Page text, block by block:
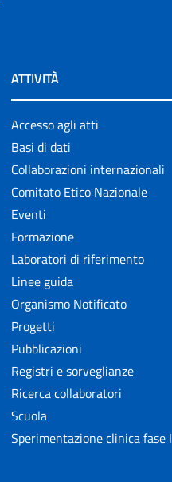
ATTIVITÀ
Accesso agli atti
Basi di dati
Collaborazioni internazionali
Comitato Etico Nazionale
Eventi
Formazione
Laboratori di riferimento
Linee guida
Organismo Notificato
Progetti
Pubblicazioni
Registri e sorveglianze
Ricerca collaboratori
Scuola
Sperimentazione clinica fase I